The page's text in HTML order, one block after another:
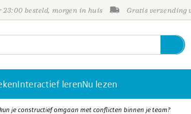
23:00 besteld, morgen in huis Gratis verzending
Interactief lerenNu lezen
je constructief omgaan met conflicten binnen je team?